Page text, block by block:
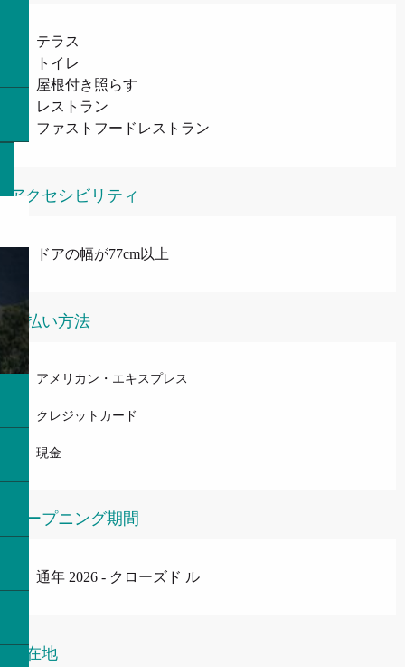
テラス
トイレ
屋根付き照らす
レストラン
ファストフードレストラン
アクセシビリティ
ドアの幅が77cm以上
支払い方法
アメリカン・エキスプレス
クレジットカード
現金
オープニング期間
通年 2026 - クローズド ル
所在地